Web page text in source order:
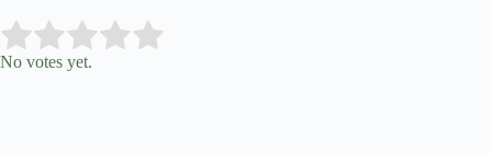
Rate this item:
No votes yet.